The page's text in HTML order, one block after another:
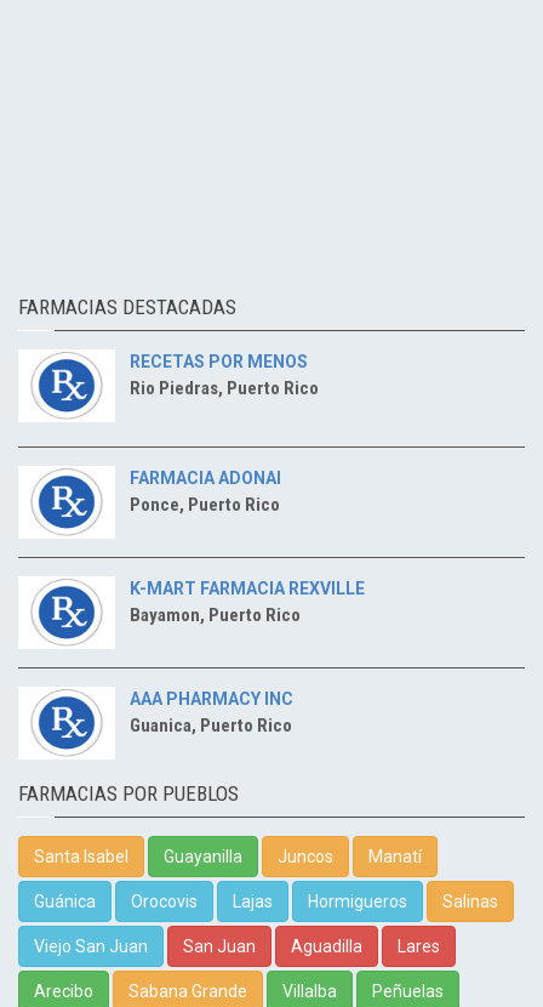
FARMACIAS DESTACADAS
RECETAS POR MENOS
Rio Piedras, Puerto Rico
FARMACIA ADONAI
Ponce, Puerto Rico
K-MART FARMACIA REXVILLE
Bayamon, Puerto Rico
AAA PHARMACY INC
Guanica, Puerto Rico
FARMACIAS POR PUEBLOS
Santa Isabel Guayanilla Juncos Manatí
Guánica Orocovis Lajas Hormigueros Salinas
Viejo San Juan San Juan Aguadilla Lares
Arecibo Sabana Grande Villalba Peñuelas